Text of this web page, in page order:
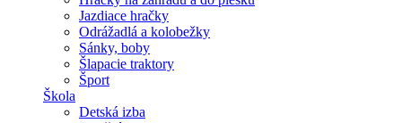
Jazdiace hračky
Odrážadlá a kolobežky
Sánky, boby
Šlapacie traktory
Šport
Škola
Detská izba